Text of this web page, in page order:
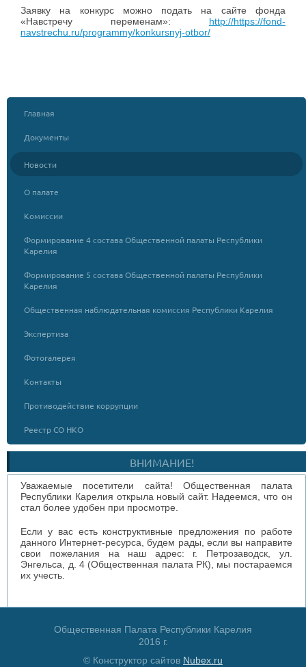
Заявку на конкурс можно подать на сайте фонда
«Навстречу переменам»: http://https://fond-
navstrechu.ru/programmy/konkursnyj-otbor/
Главная
Документы
Новости
О палате
Комиссии
Формирование 4 состава Общественной палаты Республики
Карелия
Формирование 5 состава Общественной палаты Республики
Карелия
Общественная наблюдательная комиссия Республики Карелия
Экспертиза
Фотогалерея
Контакты
Противодействие коррупции
Реестр СО НКО
ВНИМАНИЕ!
Уважаемые посетители сайта! Общественная палата
Республики Карелия открыла новый сайт. Надеемся, что он
стал более удобен при просмотре.
Если у вас есть конструктивные предложения по работе
данного Интернет-ресурса, будем рады, если вы направите
свои пожелания на наш адрес: г. Петрозаводск, ул.
Энгельса, д. 4 (Общественная палата РК), мы постараемся
их учесть.
Общественная Палата Республики Карелия
2016 г.
© Конструктор сайтов Nubex.ru